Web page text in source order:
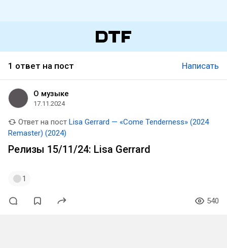
1 ответ на пост Написать
О музыке
17.11.2024
Ответ на пост Lisa Gerrard — «Come Tenderness» (2024
Remaster) (2024)
Релизы 15/11/24: Lisa Gerrard
1
540